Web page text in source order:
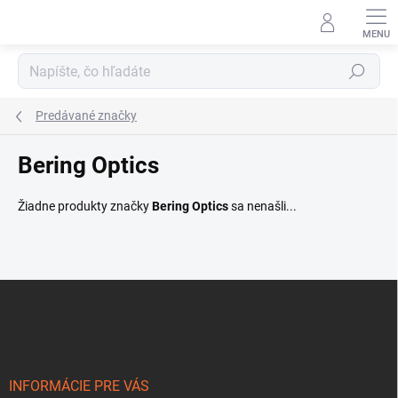
Hľadať
Predávané značky
Bering Optics
Žiadne produkty značkyBering Opticssa nenašli...
INFORMÁCIE PRE VÁS